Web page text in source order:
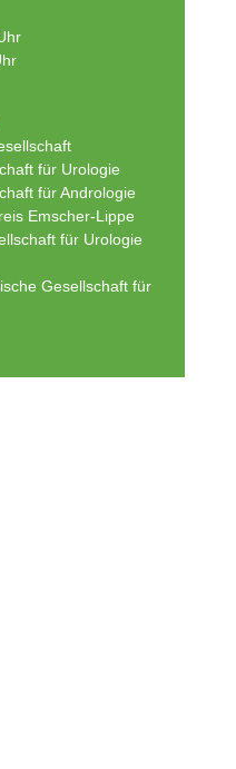
für Urologie
für Andrologie
Emscher-Lippe
für Urologie
Gesellschaft für